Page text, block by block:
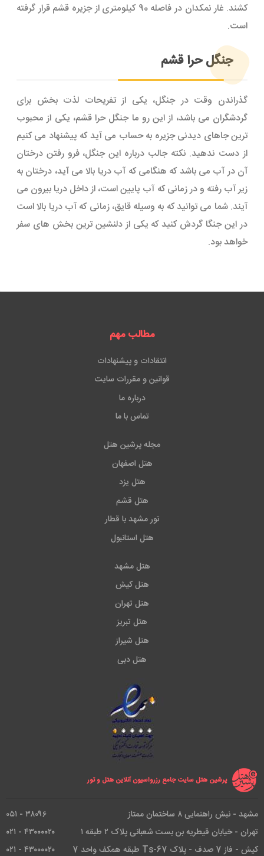
کشند. غار نمکدان در فاصله 90 کیلومتری از جزیره قشم قرار گرفته
است.
جنگل حرا قشم
گذراندن وقت در جنگل، یکی از تفریحات لذت بخش برای
گردشگران می باشد، از این رو ما جنگل حرا قشم، یکی از محبوب
ترین جاهای دیدنی جزیره به حساب می آید که پیشنهاد می کنیم
از دست ندهید. نکته جالب درباره این جنگل، فرو رفتن درختان
آن در آب می باشد که هنگامی که آب دریا بالا می آید، درختان به
زیر آب رفته و در زمانی که آب پایین است، از داخل دریا بیرون می
آیند. شما می توانید که به وسیله قایق، زمانی که آب دریا بالا است
در این جنگا گردش کنید که یکی از دلنشین ترین بخش های سفر
خواهد بود.
مطالب مهم
انتقادات و پیشنهادات
قوانین و مقررات سایت
درباره ما
تماس با ما
مجله پرشین هتل
هتل اصفهان
هتل یزد
هتل قشم
تور مشهد با قطار
هتل استانبول
هتل مشهد
هتل کیش
هتل تهران
هتل تبریز
هتل شیراز
هتل دبی
پرشین هتل سایت جامع رزرواسیون آنلاین هتل و تور
مشهد - نبش راهنمایی ۸ ساختمان ممتاز
۳۸۰۹۶ - ۰۵۱
تهران - خیابان قیطریه بن بست شعبانی پلاک ۲ طبقه ۱
۴۳۰۰۰۰۲۰ - ۰۲۱
کیش - فاز 7 صدف - پلاک Ts-67 طبقه همکف واحد 7
۴۳۰۰۰۰۲۰ - ۰۲۱